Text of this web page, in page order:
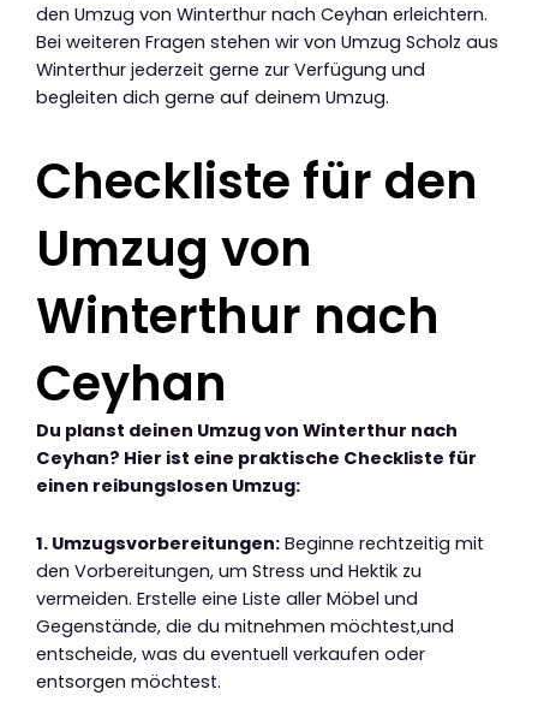
den Umzug von Winterthur nach Ceyhan erleichtern.
Bei weiteren Fragen stehen wir von Umzug Scholz aus
Winterthur jederzeit gerne zur Verfügung und
begleiten dich gerne auf deinem Umzug.
Checkliste für den
Umzug von
Winterthur nach
Ceyhan
Du planst deinen Umzug von Winterthur nach
Ceyhan? Hier ist eine praktische Checkliste für
einen reibungslosen Umzug:
1. Umzugsvorbereitungen: Beginne rechtzeitig mit
den Vorbereitungen, um Stress und Hektik zu
vermeiden. Erstelle eine Liste aller Möbel und
Gegenstände, die du mitnehmen möchtest,und
entscheide, was du eventuell verkaufen oder
entsorgen möchtest.